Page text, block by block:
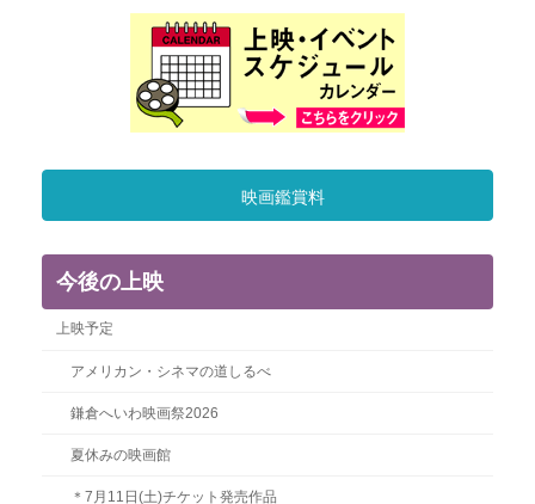
映画鑑賞料
今後の上映
上映予定
アメリカン・シネマの道しるべ
鎌倉へいわ映画祭2026
夏休みの映画館
＊7月11日(土)チケット発売作品